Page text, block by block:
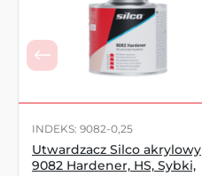
INDEKS: 9082-0,25
Utwardzacz Silco akrylowy
9082 Hardener, HS, Sybki,